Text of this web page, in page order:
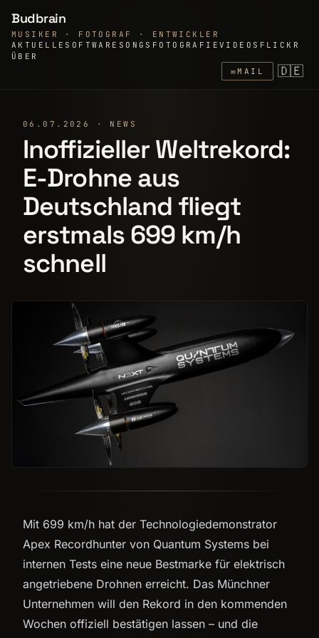
Budbrain
MUSIKER · FOTOGRAF · ENTWICKLER
AKTUELLE SOFTWARE SONGS FOTOGRAFIEVIDEOS FLICKR
ÜBER
✉MAIL 🇩🇪
06.07.2026 · NEWS
Inoffizieller Weltrekord:
E-Drohne aus
Deutschland fliegt
erstmals 699 km/h
schnell
Mit 699 km/h hat der Technologiedemonstrator
Apex Recordhunter von Quantum Systems bei
internen Tests eine neue Bestmarke für elektrisch
angetriebene Drohnen erreicht. Das Münchner
Unternehmen will den Rekord in den kommenden
Wochen offiziell bestätigen lassen – und die